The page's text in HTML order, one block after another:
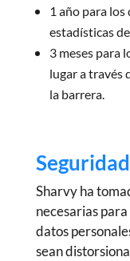
1 año para los
estadísticas
3 meses para
lugar a través
la barrera.
Seguridad
Sharvy ha
necesarias
datos
sean